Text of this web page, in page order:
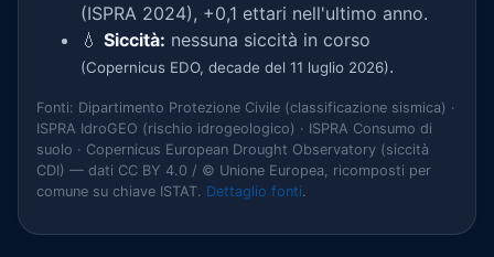
(ISPRA 2024), +0,1 ettari nell'ultimo anno.
💧 Siccità: nessuna siccità in corso
(Copernicus EDO, decade del 11 luglio 2026).
Fonti: Dipartimento Protezione Civile (classificazione sismica) ·
ISPRA IdroGEO (rischio idrogeologico) · ISPRA Consumo di
suolo · Copernicus European Drought Observatory (siccità
CDI) — dati CC BY 4.0 / © Unione Europea, ricomposti per
comune su chiave ISTAT. Dettaglio fonti.